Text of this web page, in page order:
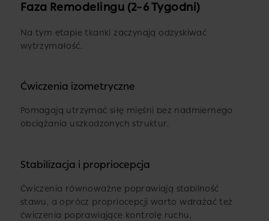
Faza Remodelingu (2–6 Tygodni)
Na tym etapie tkanki zaczynają odzyskiwać
wytrzymałość.
Ćwiczenia izometryczne
Pomagają utrzymać siłę mięśni bez nadmiernego
obciążania uszkodzonych struktur.
Stabilizacja i propriocepcja
Ćwiczenia równoważne poprawiają stabilność
stawu, a oprócz propriocepcji warto wdrażać też
ćwiczenia poprawiające kontrolę ruchu,